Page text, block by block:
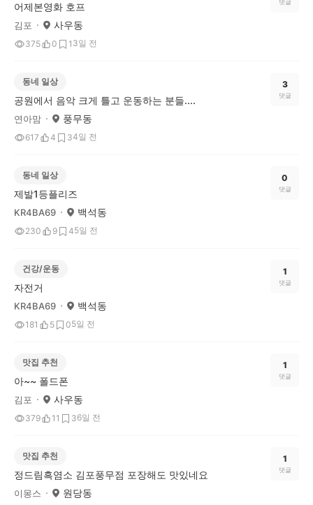
어제본영화 호프
김포 사우동
375 0 1 3일 전
댓글
동네 일상
공원에서 음악 크게 틀고 운동하는 분들....
연아맘 풍무동
617 4 34일 전
3
댓글
동네 일상
제발1등플리즈
KR4BA69 백석동
230 9 45일 전
0
댓글
건강/운동
자전거
KR4BA69 백석동
181 5 05일 전
1
댓글
맛집 추천
아~~ 폴드폰
김포 사우동
379 11 36일 전
1
댓글
맛집 추천
정드림흑염소 김포풍무점 포장해도 맛있네요
이몽스 원당동
1
댓글